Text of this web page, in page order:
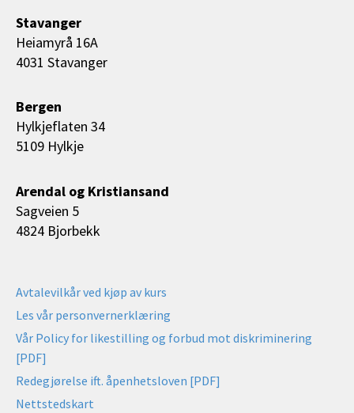
Stavanger
Heiamyrå 16A
4031 Stavanger
Bergen
Hylkjeflaten 34
5109 Hylkje
Arendal og Kristiansand
Sagveien 5
4824 Bjorbekk
Avtalevilkår ved kjøp av kurs
Les vår personvernerklæring
Vår Policy for likestilling og forbud mot diskriminering
[PDF]
Redegjørelse ift. åpenhetsloven [PDF]
Nettstedskart